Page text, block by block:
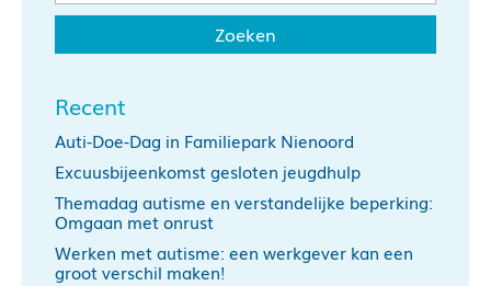
Recent
Auti-Doe-Dag in Familiepark Nienoord
Excuusbijeenkomst gesloten jeugdhulp
Themadag autisme en verstandelijke beperking:
Omgaan met onrust
Werken met autisme: een werkgever kan een
groot verschil maken!